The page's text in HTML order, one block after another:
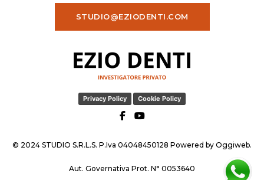
STUDIO@EZIODENTI.COM
Privacy Policy Cookie Policy
© 2024 STUDIO S.R.L.S. P.Iva 04048450128 Powered by Oggiweb.
Aut. Governativa Prot. N° 0053640